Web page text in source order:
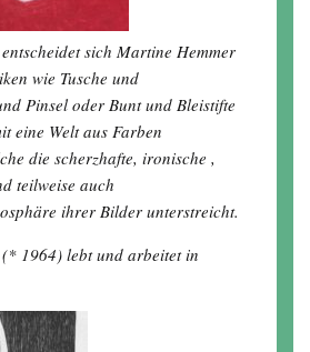
sich Martine Hemmer
wie Tusche und
Pinsel oder Bunt und Bleistifte
eine Welt aus Farben
die scherzhafte, ironische ,
teilweise auch
ihrer Bilder unterstreicht.
1964) lebt und arbeitet in